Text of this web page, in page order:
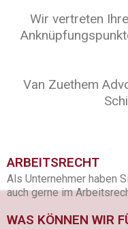
Wir vertreten
Van Zuethem
ARBEITSRECHT
Als Unternehmer haben
auch gerne im
WAS KÖNNEN WIR